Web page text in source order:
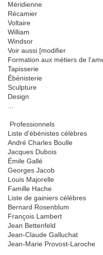
Méridienne
Récamier
Voltaire
William
Windsor
Voir aussi [modifier
Formation aux métiers de
Tapisserie
Ébénisterie
Sculpture
Design
Professionnels
Liste d'ébénistes célèbres
André Charles Boulle
Jacques Dubois
Émile Gallé
Georges Jacob
Louis Majorelle
Famille Hache
Liste de gainiers célébres
Bernard Rosenblum
François Lambert
Jean Bettenfeld
Jean-Claude Galluchat
Jean-Marie Provost-Laroche